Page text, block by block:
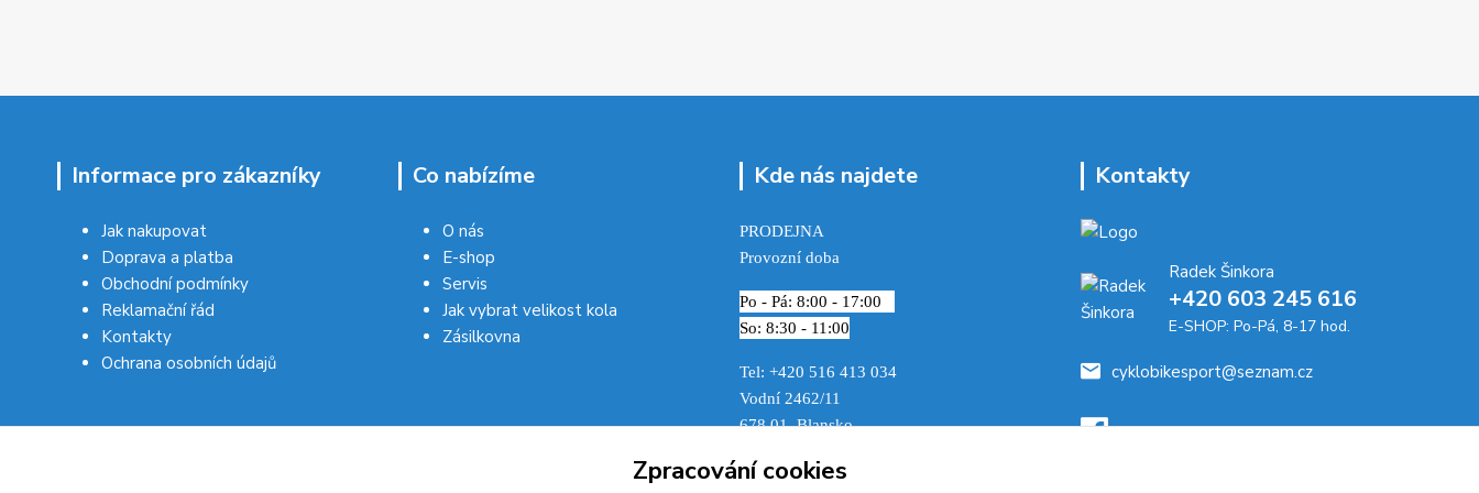
Informace pro zákazníky
Jak nakupovat
Doprava a platba
Obchodní podmínky
Reklamační řád
Kontakty
Ochrana osobních údajů
Co nabízíme
O nás
E-shop
Servis
Jak vybrat velikost kola
Zásilkovna
Kde nás najdete
PRODEJNA
Provozní doba
Po - Pá: 8:00 - 17:00
So: 8:30 - 11:00
Tel: +420 516 413 034‬
Vodní 2462/11
678 01 Blansko
Kontakty
Radek Šinkora
+‭420 603 245 616‬
E-SHOP: Po-Pá, 8-17 hod.
cyklobikesport@seznam.cz
Zpracování cookies